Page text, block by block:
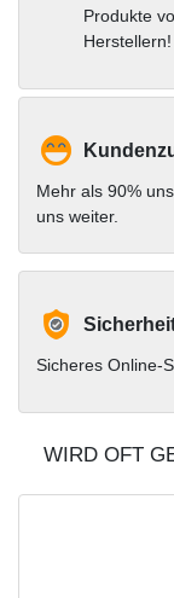
Produkte
Herstellern!
Mehr als 90%
uns weiter.
Sicheres Online-
WIRD OFT